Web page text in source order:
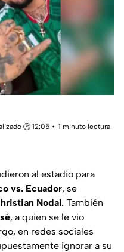
🕑 12:05 1 minuto lectura
al estadio para
vs. Ecuador, se
Nodal. También
, a quien se le vio
en redes sociales
ignorar a su